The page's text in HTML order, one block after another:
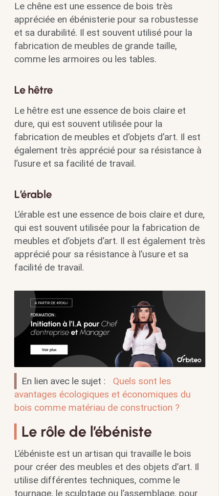
Le chêne est une essence de bois très
appréciée en ébénisterie pour sa robustesse
et sa durabilité. Il est souvent utilisé pour la
fabrication de meubles de grande taille,
comme les armoires ou les tables.
Le hêtre
Le hêtre est une essence de bois claire et
dure, qui est souvent utilisée pour la
fabrication de meubles et d’objets d’art. Il est
également très apprécié pour sa résistance à
l’usure et sa facilité de travail.
L’érable
L’érable est une essence de bois claire et dure,
qui est souvent utilisée pour la fabrication de
meubles et d’objets d’art. Il est également très
apprécié pour sa résistance à l’usure et sa
facilité de travail.
En lien avec le sujet :
Quels sont les
avantages écologiques et économiques du
bois comme matériau de construction ?
Le rôle de l’ébéniste
L’ébéniste est un artisan qui travaille le bois
pour créer des meubles et des objets d’art. Il
utilise différentes techniques, comme le
tournage, le sculptage ou l’assemblage, pour